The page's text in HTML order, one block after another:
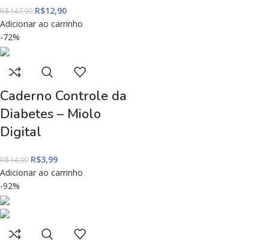
R$147,90 R$12,90
Adicionar ao carrinho
-72%
Caderno Controle da
Diabetes – Miolo
Digital
R$14,00 R$3,99
Adicionar ao carrinho
-92%